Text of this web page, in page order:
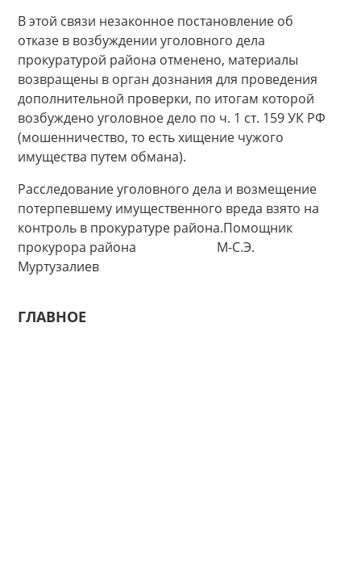
В этой связи незаконное постановление об
отказе в возбуждении уголовного дела
прокуратурой района отменено, материалы
возвращены в орган дознания для проведения
дополнительной проверки, по итогам которой
возбуждено уголовное дело по ч. 1 ст. 159 УК РФ
(мошенничество, то есть хищение чужого
имущества путем обмана).
Расследование уголовного дела и возмещение
потерпевшему имущественного вреда взято на
контроль в прокуратуре района.Помощник
прокурора района М-С.Э.
Муртузалиев
ГЛАВНОЕ